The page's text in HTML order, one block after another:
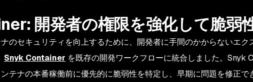
開発者の権限を強化して脆弱
のセキュリティを向上するために、開発者に手間のかからないエク
Snyk Container を既存の開発ワークフローに統合しました。Snyk
テナの本番稼働前に優先的に脆弱性を特定し、早期に問題を修正で